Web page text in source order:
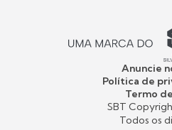
Anuncie
Política de
Termo
SBT
Todos os